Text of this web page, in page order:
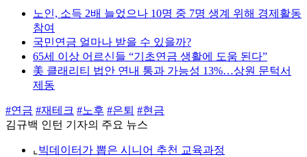
노인, 소득 2배 늘었으나 10명 중 7명 생계 위해 경제활동
참여
국민연금 얼마나 받을 수 있을까?
65세 이상 어르신들 “기초연금 생활에 도움 된다”
美 클래리티 법안 연내 통과 가능성 13%…상원 문턱서
제동
#연금 #재테크 #노후 #은퇴 #현금
김규백 인턴 기자의 주요 뉴스
⌞ 빅데이터가 뽑은 시니어 추천 교육과정